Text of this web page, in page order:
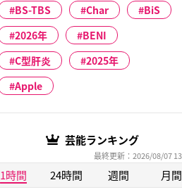
BS-TBS
Char
BiS
2026年
BENI
C型肝炎
2025年
Apple
芸能ランキング
最終更新：2026/08/07
1時間 24時間 週間 月間